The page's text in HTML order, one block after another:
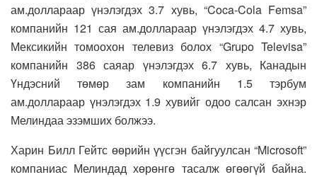
ам.доллараар үнэлэгдэх 3.7 хувь, “Coca-Cola Femsa”
компанийн 121 сая ам.доллараар үнэлэгдэх 4.7 хувь,
Мексикийн томоохон телевиз болох “Grupo Televisa”
компанийн 386 саяар үнэлэгдэх 6.7 хувь, Канадын
Үндэсний төмөр зам компанийн 1.5 тэрбум
ам.доллараар үнэлэгдэх 1.9 хувийг одоо салсан эхнэр
Мелиндаа эзэмших болжээ.
Харин Билл Гейтс өөрийн үүсгэн байгуулсан “Microsoft”
компаниас Мелиндад хөрөнгө тасалж өгөөгүй байна.